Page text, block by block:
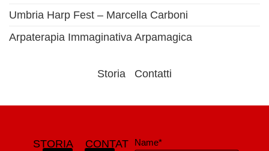
Umbria Harp Fest – Marcella Carboni
Arpaterapia Immaginativa Arpamagica
Storia Contatti
STORIA
CONTAT
Name*